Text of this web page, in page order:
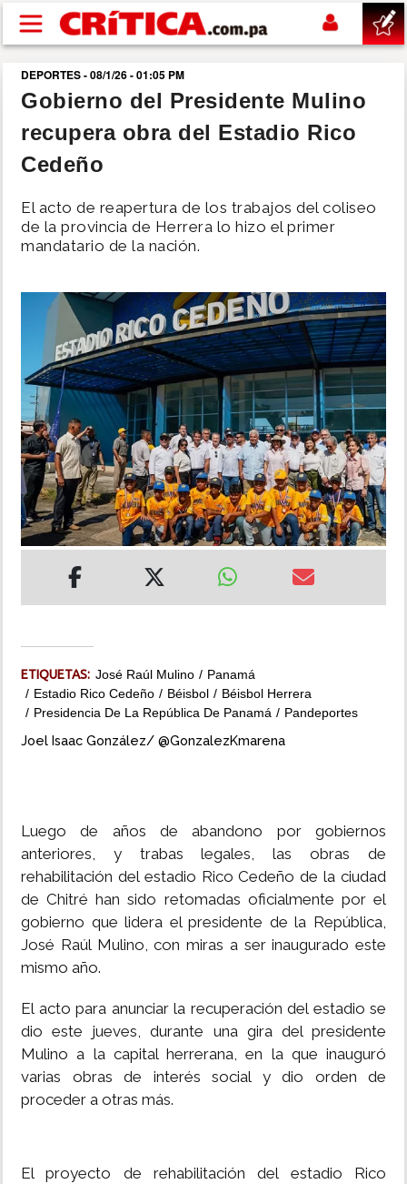
Pasar al contenido principal
buscar
SUCESOS
POLÍTICA
DEPORTES
MUNDO
INSÓLITAS
MULTIMEDIA
IMPRESO
DEPORTES - 08/1/26 - 01:05 PM
Gobierno del Presidente Mulino
recupera obra del Estadio Rico
Cedeño
El acto de reapertura de los trabajos del coliseo
de la provincia de Herrera lo hizo el primer
mandatario de la nación.
ETIQUETAS: José Raúl Mulino
Panamá
Estadio Rico Cedeño
Béisbol
Béisbol Herrera
Presidencia De La República De Panamá
Pandeportes
Joel Isaac González/ @GonzalezKmarena
Luego de años de abandono por gobiernos
anteriores, y trabas legales, las obras de
rehabilitación del estadio Rico Cedeño de la ciudad
de Chitré han sido retomadas oficialmente por el
gobierno que lidera el presidente de la República,
José Raúl Mulino, con miras a ser inaugurado este
mismo año.
El acto para anunciar la recuperación del estadio se
dio este jueves, durante una gira del presidente
Mulino a la capital herrerana, en la que inauguró
varias obras de interés social y dio orden de
proceder a otras más.
El proyecto de rehabilitación del estadio Rico